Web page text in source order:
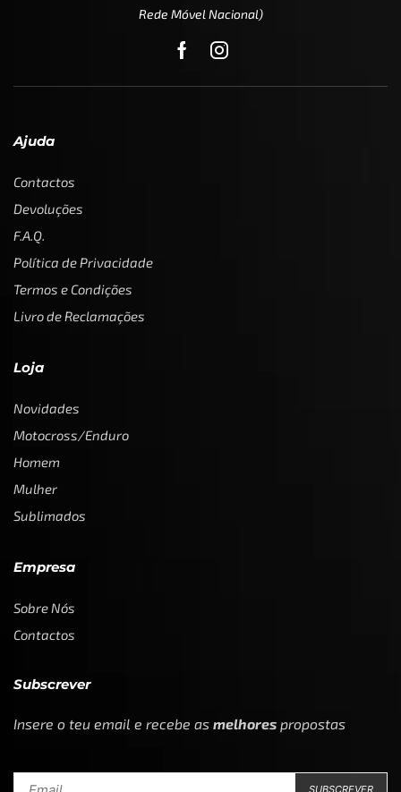
Rede Móvel Nacional)
Ajuda
Contactos
Devoluções
F.A.Q.
Política de Privacidade
Termos e Condições
Livro de Reclamações
Loja
Novidades
Motocross/Enduro
Homem
Mulher
Sublimados
Empresa
Sobre Nós
Contactos
Subscrever
Insere o teu email e recebe as melhores propostas